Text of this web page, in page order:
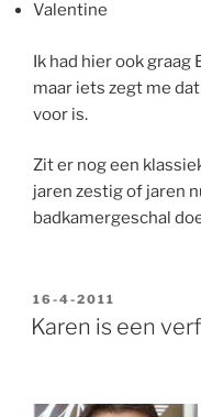
Valentine
Ik had hier ook graag
maar iets zegt me
voor is.
Zit er nog een
jaren zestig of jaren
badkamergeschal
GEPLAATST
OP
16-4-2011
Karen is een